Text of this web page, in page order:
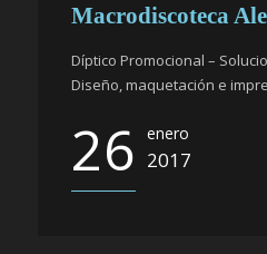
Macrodiscoteca
Díptico Promocional –
Diseño, maquetación e
26 enero
2017